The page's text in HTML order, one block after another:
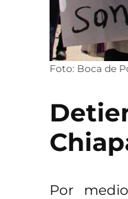
Foto: Boca de
Por